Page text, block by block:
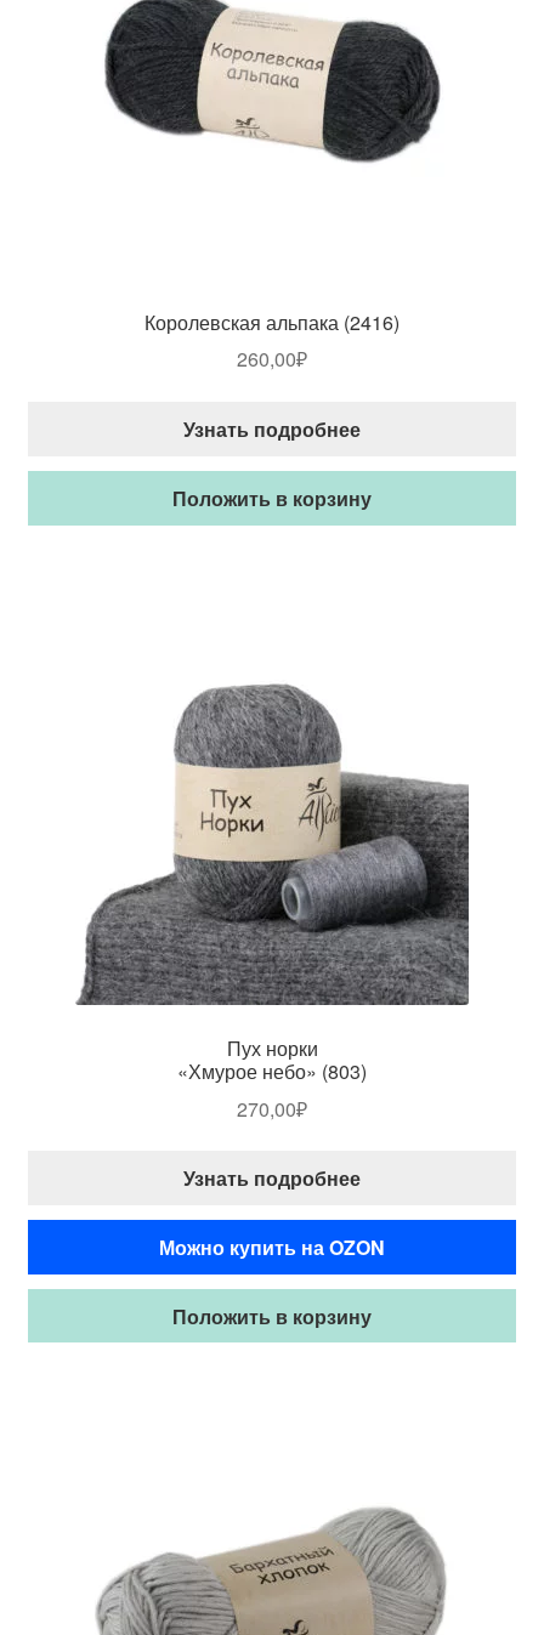
Королевская альпака (2416)
260,00₽
Узнать подробнее
Положить в корзину
Пух норки
«Хмурое небо» (803)
270,00₽
Узнать подробнее
Можно купить на OZON
Положить в корзину